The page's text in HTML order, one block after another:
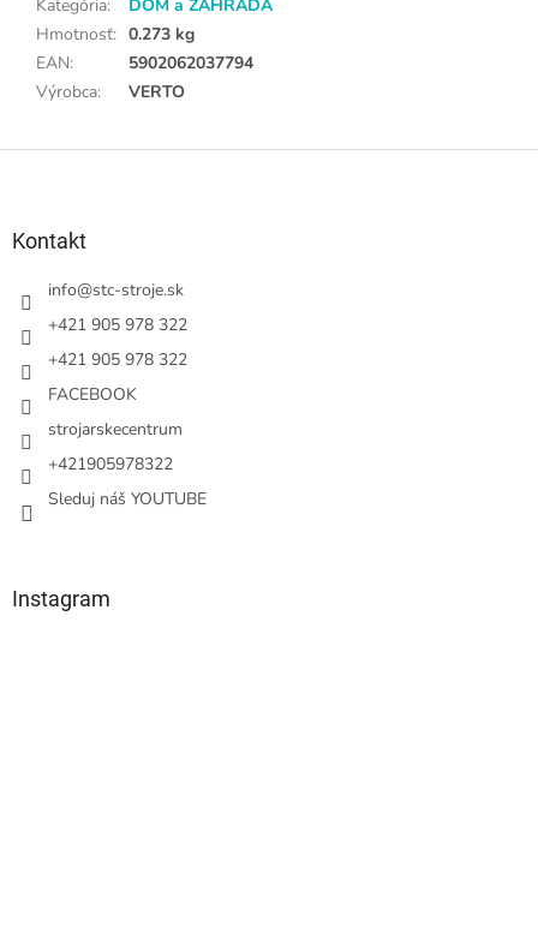
Kategória:
DOM a ZÁHRADA
Hmotnosť: 0.273 kg
EAN:
5902062037794
Výrobca: VERTO
Kontakt
info@stc-stroje.sk
+421 905 978 322
+421 905 978 322
FACEBOOK
strojarskecentrum
+421905978322
Sleduj náš YOUTUBE
Instagram